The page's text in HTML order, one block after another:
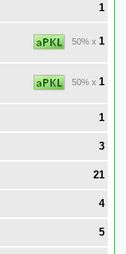
1
50% x 1
50% x 1
1
3
21
4
5